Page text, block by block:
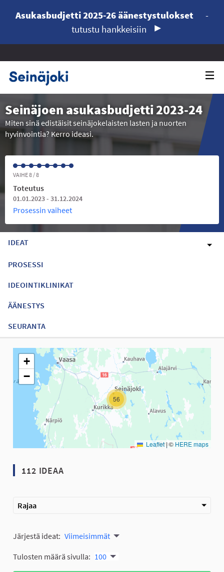
Asukasbudjetti 2025-26 äänestystulokset
-
tutustu hankkeisiin
Seinäjoen asukasbudjetti 2023-24
Miten sinä edistäisit seinäjokelaisten lasten ja nuorten
hyvinvointia? Kerro ideasi.
VAIHE 8 / 8
Toteutus
01.01.2023 - 31.12.2024
Prosessin vaiheet
IDEAT
PROSESSI
IDEOINTIKLINIKAT
ÄÄNESTYS
SEURANTA
Seuraavassa elementissä on kartta, joka esittää tämän
56
+
−
Leaflet |© HERE maps
112 IDEAA
Rajaa
Järjestä ideat: Viimeisimmät
Tulosten määrä sivulla: 100